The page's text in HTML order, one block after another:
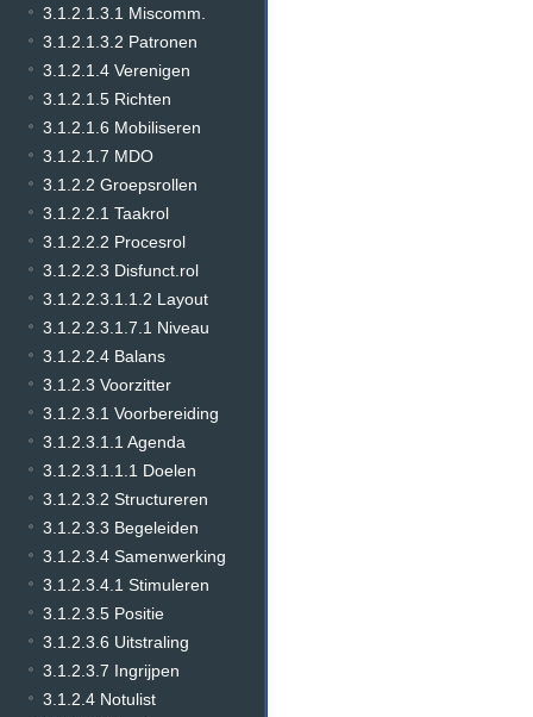
3.1.2.1.3.1 Miscomm.
3.1.2.1.3.2 Patronen
3.1.2.1.4 Verenigen
3.1.2.1.5 Richten
3.1.2.1.6 Mobiliseren
3.1.2.1.7 MDO
3.1.2.2 Groepsrollen
3.1.2.2.1 Taakrol
3.1.2.2.2 Procesrol
3.1.2.2.3 Disfunct.rol
3.1.2.2.3.1.1.2 Layout
3.1.2.2.3.1.7.1 Niveau
3.1.2.2.4 Balans
3.1.2.3 Voorzitter
3.1.2.3.1 Voorbereiding
3.1.2.3.1.1 Agenda
3.1.2.3.1.1.1 Doelen
3.1.2.3.2 Structureren
3.1.2.3.3 Begeleiden
3.1.2.3.4 Samenwerking
3.1.2.3.4.1 Stimuleren
3.1.2.3.5 Positie
3.1.2.3.6 Uitstraling
3.1.2.3.7 Ingrijpen
3.1.2.4 Notulist